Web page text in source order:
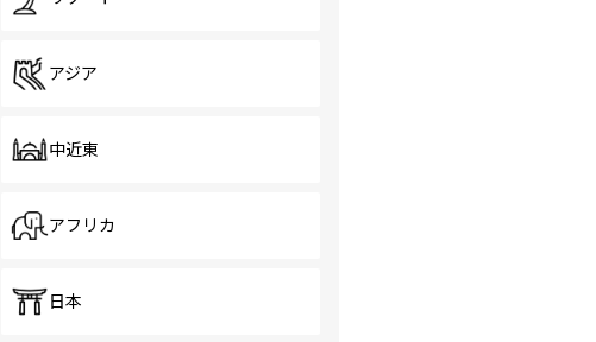
アジア
中近東
アフリカ
日本